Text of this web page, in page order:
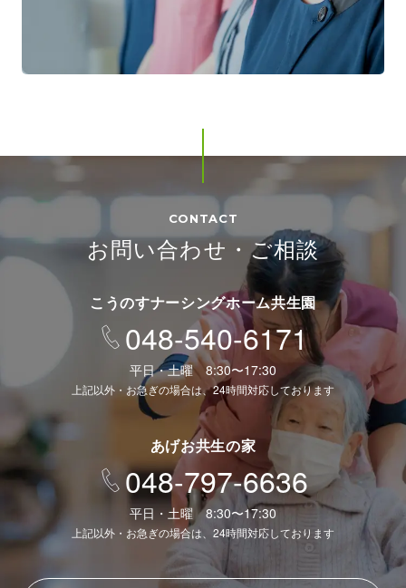
CONTACT
お問い合わせ・ご相談
こうのすナーシングホーム共生園
048-540-6171
平日・土曜 8:30〜17:30
上記以外・お急ぎの場合は、24時間対応しております
あげお共生の家
048-797-6636
平日・土曜 8:30〜17:30
上記以外・お急ぎの場合は、24時間対応しております